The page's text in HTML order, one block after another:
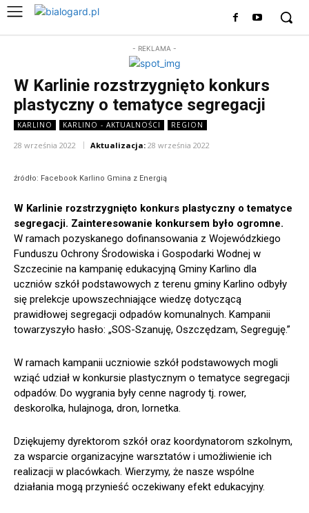
- REKLAMA -
W Karlinie rozstrzygnięto konkurs
plastyczny o tematyce segregacji
KARLINO KARLINO - AKTUALNOŚCI REGION
28 września 2022 Aktualizacja: 28 września 2022
źródło: Facebook Karlino Gmina z Energią
W Karlinie rozstrzygnięto konkurs plastyczny o tematyce
segregacji. Zainteresowanie konkursem było ogromne.
W ramach pozyskanego dofinansowania z Wojewódzkiego
Funduszu Ochrony Środowiska i Gospodarki Wodnej w
Szczecinie na kampanię edukacyjną Gminy Karlino dla
uczniów szkół podstawowych z terenu gminy Karlino odbyły
się prelekcje upowszechniające wiedzę dotyczącą
prawidłowej segregacji odpadów komunalnych. Kampanii
towarzyszyło hasło: „SOS-Szanuję, Oszczędzam, Segreguję.”
W ramach kampanii uczniowie szkół podstawowych mogli
wziąć udział w konkursie plastycznym o tematyce segregacji
odpadów. Do wygrania były cenne nagrody tj. rower,
deskorolka, hulajnoga, dron, lornetka.
Dziękujemy dyrektorom szkół oraz koordynatorom szkolnym,
za wsparcie organizacyjne warsztatów i umożliwienie ich
realizacji w placówkach. Wierzymy, że nasze wspólne
działania mogą przynieść oczekiwany efekt edukacyjny.